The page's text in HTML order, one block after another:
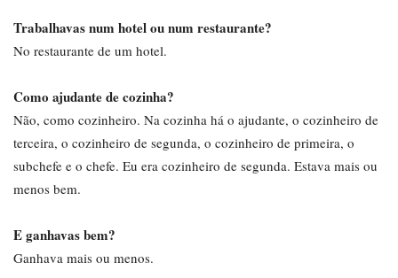
Trabalhavas num hotel ou num restaurante?
No restaurante de um hotel.
Como ajudante de cozinha?
Não, como cozinheiro. Na cozinha há o ajudante, o cozinheiro de
terceira, o cozinheiro de segunda, o cozinheiro de primeira, o
subchefe e o chefe. Eu era cozinheiro de segunda. Estava mais ou
menos bem.
E ganhavas bem?
Ganhava mais ou menos.